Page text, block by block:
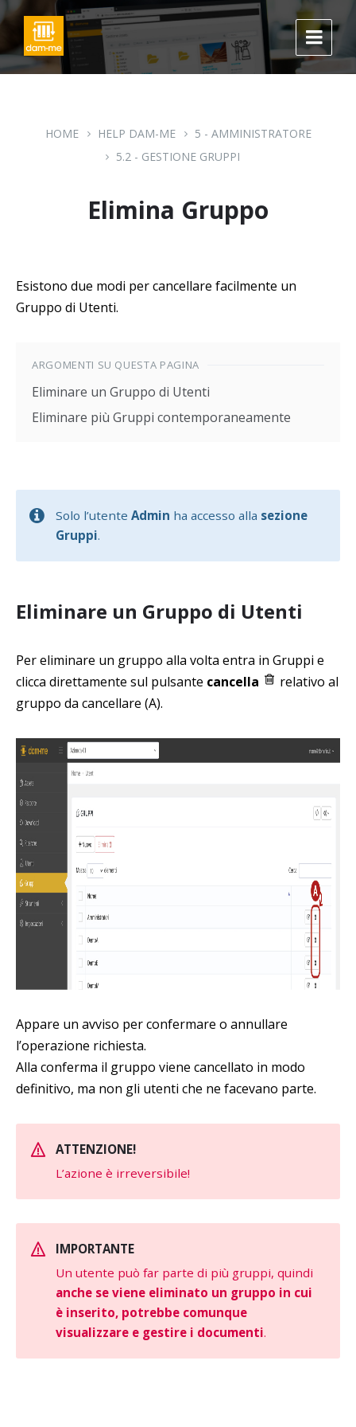
Skip
to
content
Skip
to
navigation
Skip
to
footer
HOME HELP DAM-ME
5 - AMMINISTRATORE
5.2 - GESTIONE GRUPPI
Elimina Gruppo
Esistono due modi per cancellare facilmente un
Gruppo di Utenti.
ARGOMENTI SU QUESTA PAGINA
Eliminare un Gruppo di Utenti
Eliminare più Gruppi contemporaneamente
Solo l’utente Admin ha accesso alla sezione
Gruppi.
Eliminare un Gruppo di Utenti
Per eliminare un gruppo alla volta entra in Gruppi e
clicca direttamente sul pulsante cancella
relativo al
gruppo da cancellare (A).
Appare un avviso per confermare o annullare
l’operazione richiesta.
Alla conferma il gruppo viene cancellato in modo
definitivo, ma non gli utenti che ne facevano parte.
ATTENZIONE!
L’azione è irreversibile!
IMPORTANTE
Un utente può far parte di più gruppi, quindi
anche se viene eliminato un gruppo in cui
è inserito, potrebbe comunque
visualizzare e gestire i documenti.